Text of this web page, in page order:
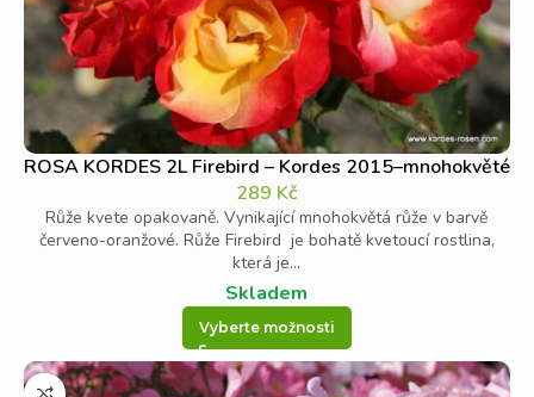
ROSA KORDES 2L Firebird – Kordes 2015–mnohokvěté
289 Kč
Růže kvete opakovaně. Vynikající mnohokvětá růže v barvě
červeno-oranžové. Růže Firebird je bohatě kvetoucí rostlina,
která je...
Skladem
Vyberte možnosti